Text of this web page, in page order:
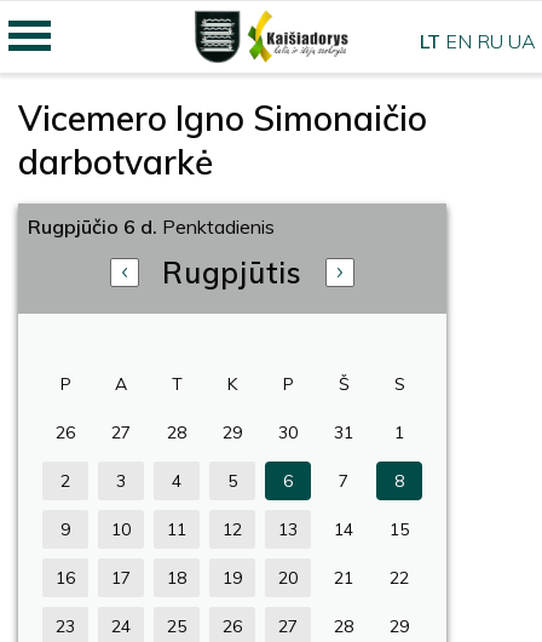
Vicemero Igno Simonaičio
darbotvarkė
Rugpjūčio 6 d. Penktadienis
Rugpjūtis
P A T K P Š S
26 27 28 29 30 31 1
2 3 4 5 6 7 8
9 10 11 12 13 14 15
16 17 18 19 20 21 22
23 24 25 26 27 28 29
LT EN RU UA